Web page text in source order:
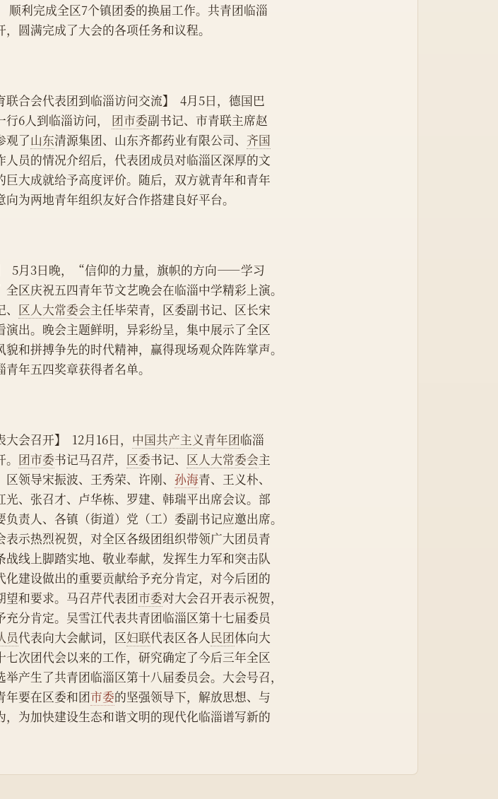
顺利完成全区7个镇团委的换届工作。共青团临淄
圆满完成了大会的各项任务和议程。
联合会代表团到临淄访问交流】  4月5日，德国巴
6人到临淄访问， 团市委副书记、市青联主席赵
观了山东清源集团、山东齐都药业有限公司、 齐国
员的情况介绍后，代表团成员对临淄区深厚的文
大成就给予高度评价。随后，双方就青年和青年
为两地青年组织友好合作搭建良好平台。
5月3日晚，“信仰的力量，旗帜的方向——学习
区庆祝五四青年节文艺晚会在临淄中学精彩上演。
区人大常委会主任毕荣青，区委副书记、区长宋
出。晚会主题鲜明，异彩纷呈，集中展示了全区
和拼搏争先的时代精神，赢得现场观众阵阵掌声。
年五四奖章获得者名单。
会召开】  12月16日， 中国共产主义青年团临淄
团市委书记马召芹， 区委书记、 区人大常委会主
领导宋振波、王秀荣、许刚、 孙海青、王义朴、
光、张召才、卢华栋、罗建、韩瑞平出席会议。部
责人、各镇（街道）党（工）委副书记应邀出席。
示热烈祝贺，对全区各级团组织带领广大团员青
线上脚踏实地、敬业奉献，发挥生力军和突击队
化建设做出的重要贡献给予充分肯定，对今后团的
望和要求。马召芹代表团市委对大会召开表示祝贺，
分肯定。吴雪江代表共青团临淄区第十七届委员
员代表向大会献词，区妇联代表区各人民团体向大
次团代会以来的工作，研究确定了今后三年全区
产生了共青团临淄区第十八届委员会。大会号召，
年要在区委和团市委的坚强领导下，解放思想、与
为加快建设生态和谐文明的现代化临淄谱写新的